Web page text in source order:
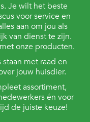
Je wilt het beste
voor service en
aan om jou als
van dienst te zijn.
onze producten.
met raad en
jouw huisdier.
assortiment,
én voor
de juiste keuze!